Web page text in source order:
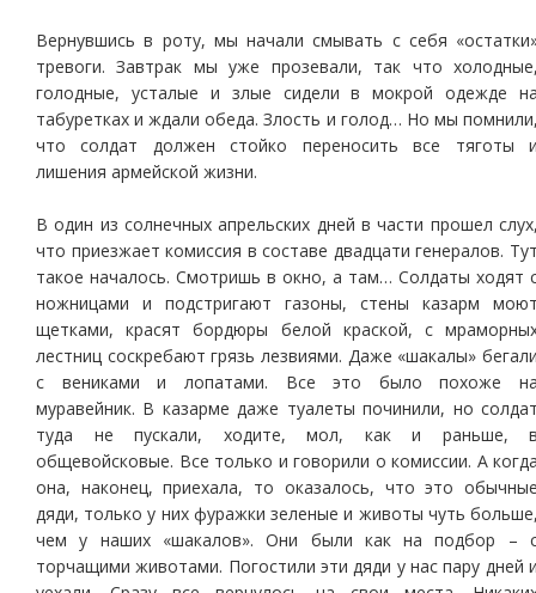
Вернувшись в роту, мы начали смывать с себя
тревоги. Завтрак мы уже прозевали, так что
голодные, усталые и злые сидели в мокрой одежде
табуретках и ждали обеда. Злость и голод… Но мы
что солдат должен стойко переносить все тяготы
лишения армейской жизни.
В один из солнечных апрельских дней в части прошел
что приезжает комиссия в составе двадцати генералов.
такое началось. Смотришь в окно, а там… Солдаты ходят
ножницами и подстригают газоны, стены казарм
щетками, красят бордюры белой краской, с
лестниц соскребают грязь лезвиями. Даже «шакалы»
с вениками и лопатами. Все это было похоже
муравейник. В казарме даже туалеты починили, но
туда не пускали, ходите, мол, как и раньше,
общевойсковые. Все только и говорили о комиссии. А
она, наконец, приехала, то оказалось, что это
дяди, только у них фуражки зеленые и животы чуть
чем у наших «шакалов». Они были как на подбор –
торчащими животами. Погостили эти дяди у нас пару дней